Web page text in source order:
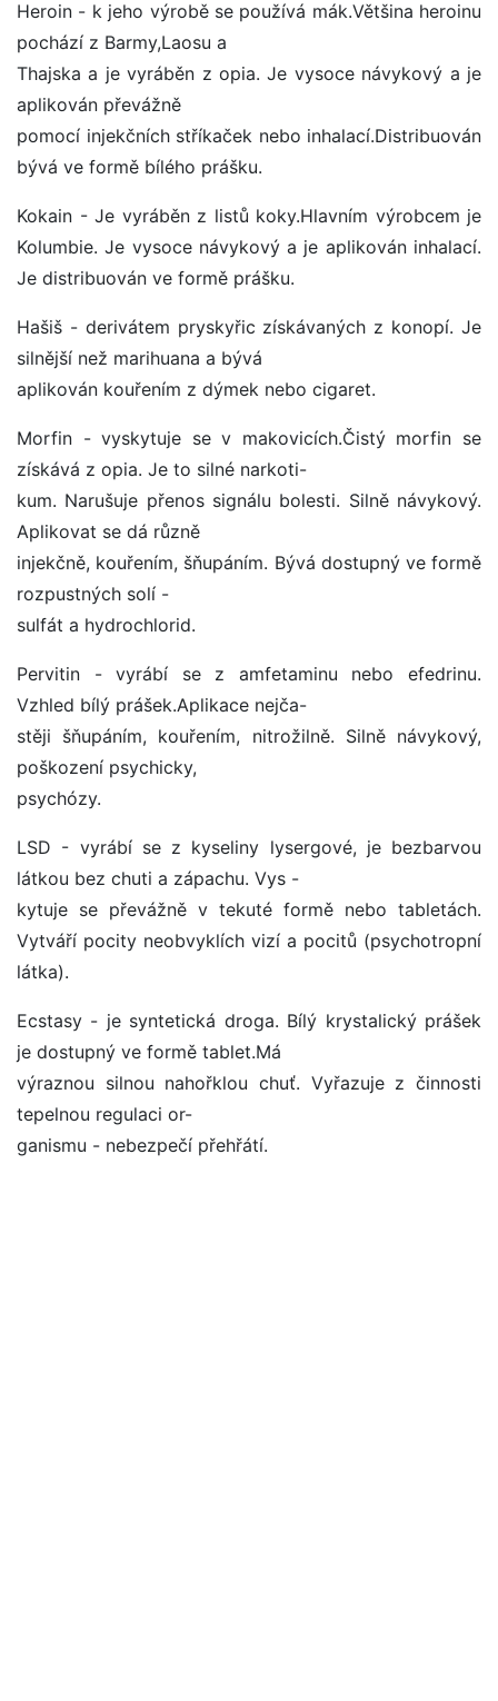
Heroin - k jeho výrobě se používá mák.Většina heroinu
pochází z Barmy,Laosu a
Thajska a je vyráběn z opia. Je vysoce návykový a je
aplikován převážně
pomocí injekčních stříkaček nebo inhalací.Distribuován
bývá ve formě bílého prášku.
Kokain - Je vyráběn z listů koky.Hlavním výrobcem je
Kolumbie. Je vysoce návykový a je aplikován inhalací.
Je distribuován ve formě prášku.
Hašiš - derivátem pryskyřic získávaných z konopí. Je
silnější než marihuana a bývá
aplikován kouřením z dýmek nebo cigaret.
Morfin - vyskytuje se v makovicích.Čistý morfin se
získává z opia. Je to silné narkoti-
kum. Narušuje přenos signálu bolesti. Silně návykový.
Aplikovat se dá různě
injekčně, kouřením, šňupáním. Bývá dostupný ve formě
rozpustných solí -
sulfát a hydrochlorid.
Pervitin - vyrábí se z amfetaminu nebo efedrinu.
Vzhled bílý prášek.Aplikace nejča-
stěji šňupáním, kouřením, nitrožilně. Silně návykový,
poškození psychicky,
psychózy.
LSD - vyrábí se z kyseliny lysergové, je bezbarvou
látkou bez chuti a zápachu. Vys -
kytuje se převážně v tekuté formě nebo tabletách.
Vytváří pocity neobvyklích vizí a pocitů (psychotropní
látka).
Ecstasy - je syntetická droga. Bílý krystalický prášek
je dostupný ve formě tablet.Má
výraznou silnou nahořklou chuť. Vyřazuje z činnosti
tepelnou regulaci or-
ganismu - nebezpečí přehřátí.